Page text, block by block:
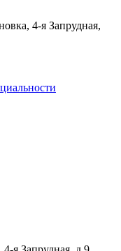
4-я Запрудная,